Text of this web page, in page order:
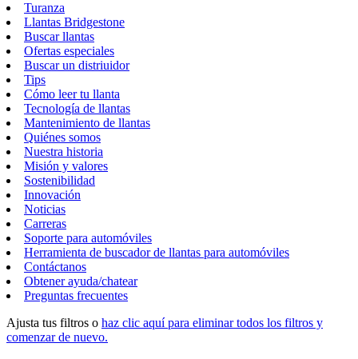
Turanza
Llantas Bridgestone
Buscar llantas
Ofertas especiales
Buscar un distriuidor
Tips
Cómo leer tu llanta
Tecnología de llantas
Mantenimiento de llantas
Quiénes somos
Nuestra historia
Misión y valores
Sostenibilidad
Innovación
Noticias
Carreras
Soporte para automóviles
Herramienta de buscador de llantas para automóviles
Contáctanos
Obtener ayuda/chatear
Preguntas frecuentes
Ajusta tus filtros o haz clic aquí para eliminar todos los filtros y
comenzar de nuevo.